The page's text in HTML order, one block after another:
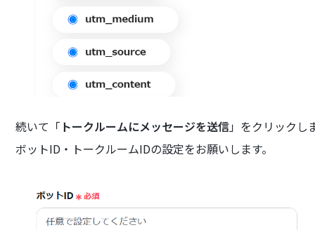
続いて「 トークルームにメッセージを送信」をクリックし
ボットID・トークルームIDの設定をお願いします。